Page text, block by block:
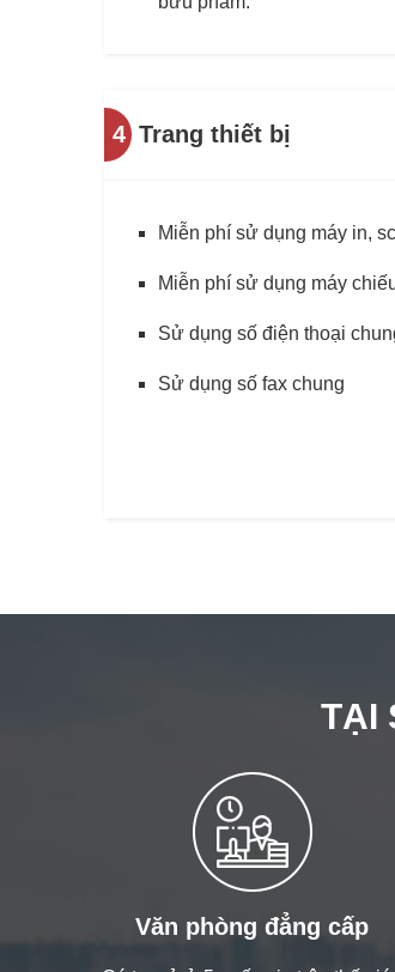
4 Trang thiết bị
Miễn phí sử dụng máy in,
Miễn phí sử dụng máy
Sử dụng số điện thoại
Sử dụng số fax chung
TẠI
Văn phòng đẳng cấp